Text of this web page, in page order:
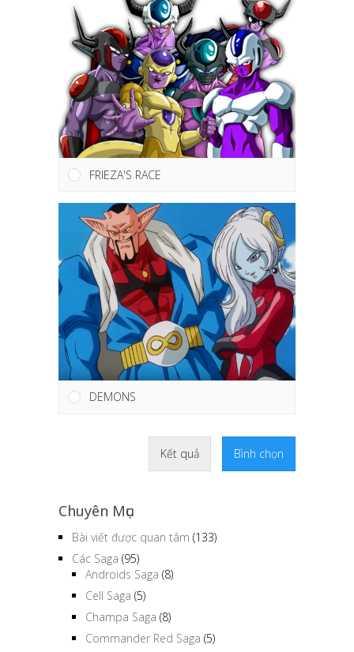
FRIEZA'S RACE
DEMONS
Kết quả Bình chọn
Chuyên Mục
Bài viết được quan tâm (133)
Các Saga (95)
Androids Saga (8)
Cell Saga (5)
Champa Saga (8)
Commander Red Saga (5)